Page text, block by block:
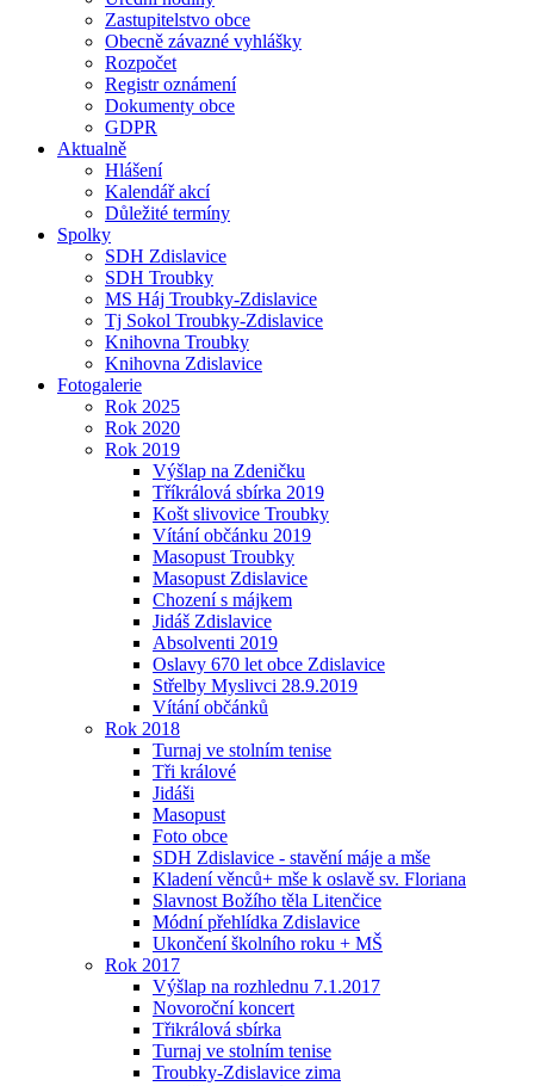
Zastupitelstvo obce
Obecně závazné vyhlášky
Rozpočet
Registr oznámení
Dokumenty obce
GDPR
Aktualně
Hlášení
Kalendář akcí
Důležité termíny
Spolky
SDH Zdislavice
SDH Troubky
MS Háj Troubky-Zdislavice
Tj Sokol Troubky-Zdislavice
Knihovna Troubky
Knihovna Zdislavice
Fotogalerie
Rok 2025
Rok 2020
Rok 2019
Výšlap na Zdeničku
Tříkrálová sbírka 2019
Košt slivovice Troubky
Vítání občánku 2019
Masopust Troubky
Masopust Zdislavice
Chození s májkem
Jidáš Zdislavice
Absolventi 2019
Oslavy 670 let obce Zdislavice
Střelby Myslivci 28.9.2019
Vítání občánků
Rok 2018
Turnaj ve stolním tenise
Tři králové
Jidáši
Masopust
Foto obce
SDH Zdislavice - stavění máje a mše
Kladení věnců+ mše k oslavě sv. Floriana
Slavnost Božího těla Litenčice
Módní přehlídka Zdislavice
Ukončení školního roku + MŠ
Rok 2017
Výšlap na rozhlednu 7.1.2017
Novoroční koncert
Třikrálová sbírka
Turnaj ve stolním tenise
Troubky-Zdislavice zima